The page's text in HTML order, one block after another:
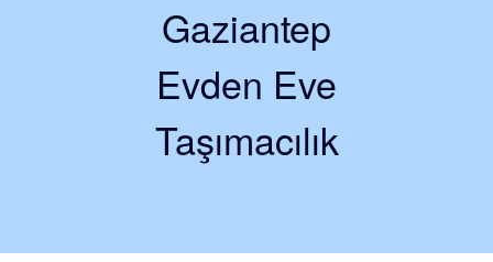
Gaziantep
Evden Eve
Taşımacılık